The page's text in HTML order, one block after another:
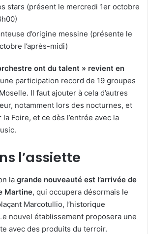
stars (présent le mercredi 1er octobre
d’origine messine (présente le
l’après-midi)
ont du talent » revient en
participation record de 19 groupes
Il faut ajouter à cela d’autres
notamment lors des nocturnes, et
Foire, et ce dès l’entrée avec la
l’assiette
la grande nouveauté est l’arrivée de
Martine, qui occupera désormais le
Marcotullio, l’historique
nouvel établissement proposera une
avec des produits du terroir.